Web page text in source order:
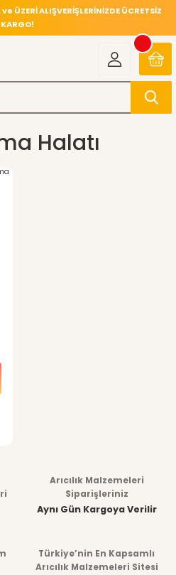
ÜZERİ ALIŞVERİŞLERİNİZDE ÜCRETSİZ
KARGO!
Halatı
Arıcılık Malzemeleri
Siparişleriniz
Aynı Gün Kargoya Verilir
Türkiye’nin En Kapsamlı
Arıcılık Malzemeleri Sitesi